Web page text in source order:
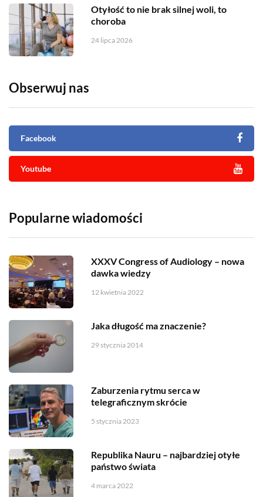
Otyłość to nie brak silnej woli, to
choroba
24 lipca 2026
Obserwuj nas
Facebook
Youtube
Popularne wiadomości
XXXV Congress of Audiology – nowa
dawka wiedzy
12 kwietnia 2022
Jaka długość ma znaczenie?
29 stycznia 2014
Zaburzenia rytmu serca w
telegraficznym skrócie
5 stycznia 2023
Republika Nauru – najbardziej otyłe
państwo świata
4 marca 2022